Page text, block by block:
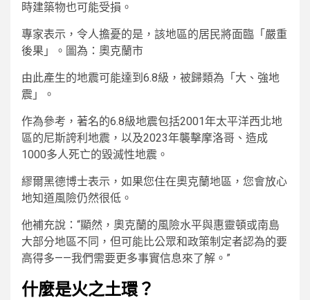
時建築物也可能受損。
專家表示，令人擔憂的是，該地區的居民將面臨「嚴重
後果」。圖為：奧克蘭市
由此產生的地震可能達到6.8級，被歸類為「大、強地
震」。
作為參考，著名的6.8級地震包括2001年太平洋西北地
區的尼斯誇利地震，以及2023年襲擊摩洛哥、造成
1000多人死亡的毀滅性地震。
繆爾黑德博士表示，如果您住在奧克蘭地區，您會放心
地知道風險仍然很低。
他補充說：“顯然，奧克蘭的風險水平與惠靈頓或南島
大部分地區不同，但可能比公眾和政策制定者認為的要
高得多——我們需要更多事實信息來了解。”
什麼是火之土環？